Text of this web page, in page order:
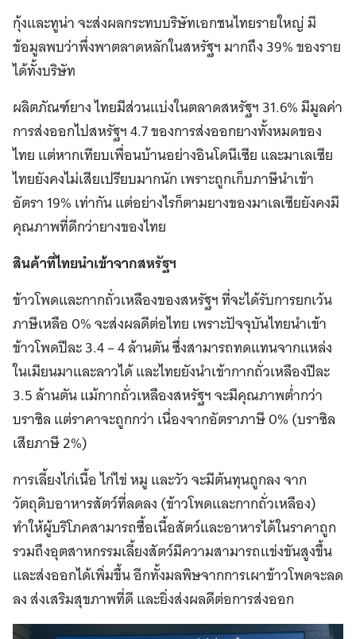
กุ้งและทูน่า จะส่งผลกระทบบริษัทเอกชนไทยรายใหญ่ มี
ข้อมูลพบว่าพึ่งพาตลาดหลักในสหรัฐฯ มากถึง 39% ของราย
ได้ทั้งบริษัท
ผลิตภัณฑ์ยาง ไทยมีส่วนแบ่งในตลาดสหรัฐฯ 31.6% มีมูลค่า
การส่งออกไปสหรัฐฯ 4.7 ของการส่งออกยางทั้งหมดของ
ไทย แต่หากเทียบเพื่อนบ้านอย่างอินโดนีเซีย และมาเลเซีย
ไทยยังคงไม่เสียเปรียบมากนัก เพราะถูกเก็บภาษีนำเข้า
อัตรา 19% เท่ากัน แต่อย่างไรก็ตามยางของมาเลเซียยังคงมี
คุณภาพที่ดีกว่ายางของไทย
สินค้าที่ไทยนำเข้าจากสหรัฐฯ
ข้าวโพดและกากถั่วเหลืองของสหรัฐฯ ที่จะได้รับการยกเว้น
ภาษีเหลือ 0% จะส่งผลดีต่อไทย เพราะปัจจุบันไทยนำเข้า
ข้าวโพดปีละ 3.4 – 4 ล้านตัน ซึ่งสามารถทดแทนจากแหล่ง
ในเมียนมาและลาวได้ และไทยยังนำเข้ากากถั่วเหลืองปีละ
3.5 ล้านตัน แม้กากถั่วเหลืองสหรัฐฯ จะมีคุณภาพต่ำกว่า
บราซิล แต่ราคาจะถูกกว่า เนื่องจากอัตราภาษี 0% (บราซิล
เสียภาษี 2%)
การเลี้ยงไก่เนื้อ ไก่ไข่ หมู และวัว จะมีต้นทุนถูกลง จาก
วัตถุดิบอาหารสัตว์ที่ลดลง (ข้าวโพดและกากถั่วเหลือง)
ทำให้ผู้บริโภคสามารถซื้อเนื้อสัตว์และอาหารได้ในราคาถูก
รวมถึงอุตสาหกรรมเลี้ยงสัตว์มีความสามารถแข่งขันสูงขึ้น
และส่งออกได้เพิ่มขึ้น อีกทั้งมลพิษจากการเผาข้าวโพดจะลด
ลง ส่งเสริมสุขภาพที่ดี และยิ่งส่งผลดีต่อการส่งออก